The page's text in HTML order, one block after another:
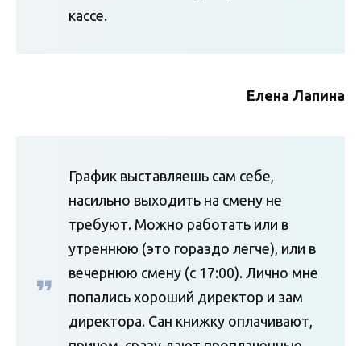
кассе.
Елена Лапина
График выставляешь сам себе,
насильно выходить на смену не
требуют. Можно работать или в
утреннюю (это гораздо легче), или в
вечернюю смену (с 17:00). Лично мне
попались хороший директор и зам
директора. Сан книжку оплачивают,